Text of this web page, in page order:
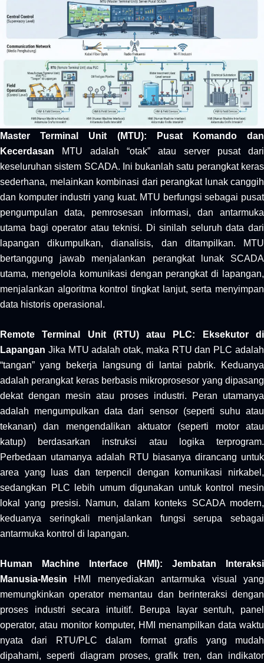
Master Terminal Unit (MTU): Pusat Komando dan
Kecerdasan MTU adalah “otak” atau server pusat dari
keseluruhan sistem SCADA. Ini bukanlah satu perangkat keras
sederhana, melainkan kombinasi dari perangkat lunak canggih
dan komputer industri yang kuat. MTU berfungsi sebagai pusat
pengumpulan data, pemrosesan informasi, dan antarmuka
utama bagi operator atau teknisi. Di sinilah seluruh data dari
lapangan dikumpulkan, dianalisis, dan ditampilkan. MTU
bertanggung jawab menjalankan perangkat lunak SCADA
utama, mengelola komunikasi dengan perangkat di lapangan,
menjalankan algoritma kontrol tingkat lanjut, serta menyimpan
data historis operasional.
Remote Terminal Unit (RTU) atau PLC: Eksekutor di
Lapangan Jika MTU adalah otak, maka RTU dan PLC adalah
“tangan” yang bekerja langsung di lantai pabrik. Keduanya
adalah perangkat keras berbasis mikroprosesor yang dipasang
dekat dengan mesin atau proses industri. Peran utamanya
adalah mengumpulkan data dari sensor (seperti suhu atau
tekanan) dan mengendalikan aktuator (seperti motor atau
katup) berdasarkan instruksi atau logika terprogram.
Perbedaan utamanya adalah RTU biasanya dirancang untuk
area yang luas dan terpencil dengan komunikasi nirkabel,
sedangkan PLC lebih umum digunakan untuk kontrol mesin
lokal yang presisi. Namun, dalam konteks SCADA modern,
keduanya seringkali menjalankan fungsi serupa sebagai
antarmuka kontrol di lapangan.
Human Machine Interface (HMI): Jembatan Interaksi
Manusia-Mesin HMI menyediakan antarmuka visual yang
memungkinkan operator memantau dan berinteraksi dengan
proses industri secara intuitif. Berupa layar sentuh, panel
operator, atau monitor komputer, HMI menampilkan data waktu
nyata dari RTU/PLC dalam format grafis yang mudah
dipahami, seperti diagram proses, grafik tren, dan indikator